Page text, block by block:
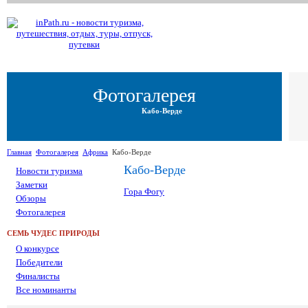
Фотогалерея
Кабо-Верде
Главная Фотогалерея Африка Кабо-Верде
Новости туризма
Заметки
Обзоры
Фотогалерея
СЕМЬ ЧУДЕС ПРИРОДЫ
О конкурсе
Победители
Финалисты
Все номинанты
Кабо-Верде
Гора Фогу